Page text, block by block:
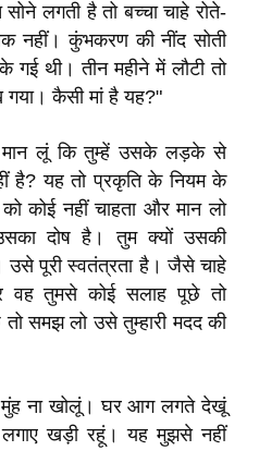
लगती है तो बच्चा चाहे रोते-
नहीं। कुंभकरण की नींद सोती
थी। तीन महीने में लौटी तो
गया। कैसी मां है यह?"
मान लूं कि तुम्हें उसके लड़के से
है? यह तो प्रकृति के नियम के
कोई नहीं चाहता और मान लो
दोष है। तुम क्यों उसकी
उसे पूरी स्वतंत्रता है। जैसे चाहे
वह तुमसे कोई सलाह पूछे तो
समझ लो उसे तुम्हारी मदद की
ना खोलूं। घर आग लगते देखूं
खड़ी रहूं। यह मुझसे नहीं